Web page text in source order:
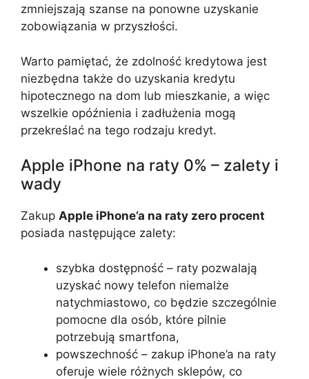
zmniejszają szanse na ponowne uzyskanie
zobowiązania w przyszłości.
Warto pamiętać, że zdolność kredytowa jest
niezbędna także do uzyskania kredytu
hipotecznego na dom lub mieszkanie, a więc
wszelkie opóźnienia i zadłużenia mogą
przekreślać na tego rodzaju kredyt.
Apple iPhone na raty 0% – zalety i
wady
Zakup Apple iPhone’a na raty zero procent
posiada następujące zalety:
szybka dostępność – raty pozwalają
uzyskać nowy telefon niemalże
natychmiastowo, co będzie szczególnie
pomocne dla osób, które pilnie
potrzebują smartfona,
powszechność – zakup iPhone’a na raty
oferuje wiele różnych sklepów, co